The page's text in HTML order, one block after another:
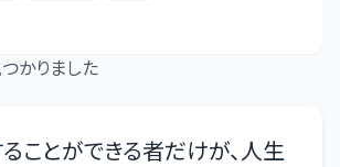
かりました
ことができる者だけが、人生